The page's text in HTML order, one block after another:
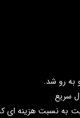
به رو شد.
سریع
به نسبت هزینه ای